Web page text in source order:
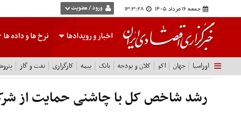
جمعه 16 مرداد 1405 13:3:29 ورود / عضویت
اخبار و رویدادها نرخ هاو داده ها
اوراسیا جهان اکو کلان و بودجه بانک بیمه کارگزاری نفت و گاز
رشد شاخص کل با چاشنی حمایت از